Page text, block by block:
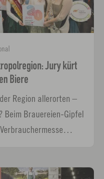
Jury kürt
Biere
Region allerorten –
Beim Brauereien-Gipfel